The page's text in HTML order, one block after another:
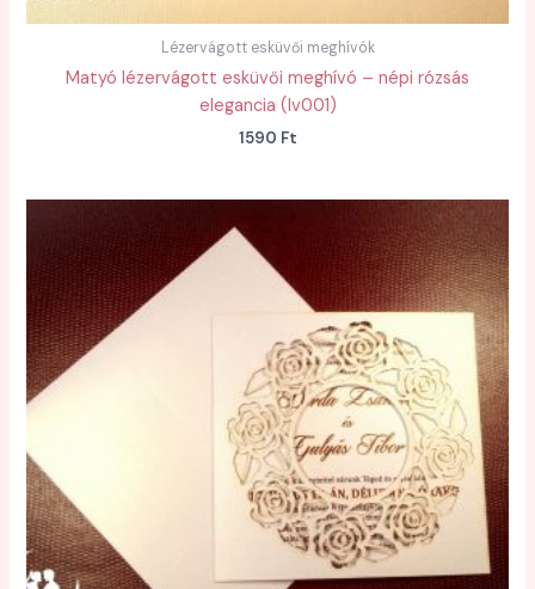
Lézervágott esküvői meghívók
Matyó lézervágott esküvői meghívó – népi rózsás
elegancia (lv001)
1590 Ft